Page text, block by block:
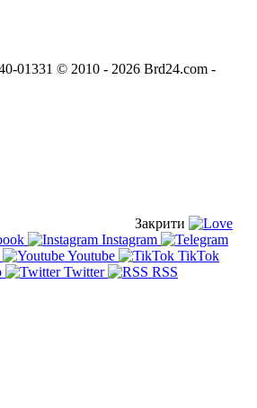
01331 © 2010 - 2026 Brd24.com -
Закрити
Instagram
Youtube
TikTok
Twitter RSS